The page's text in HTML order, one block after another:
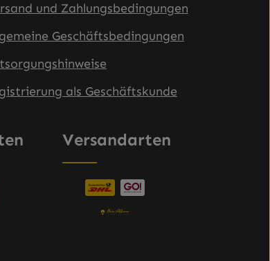
und Zahlungsbedingungen
Geschäftsbedingungen
als Geschäftskunde
Versandarten